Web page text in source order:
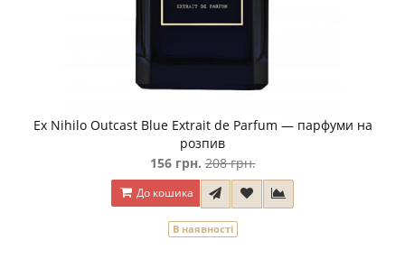
Ex Nihilo Outcast Blue Extrait de Parfum — парфуми на
розпив
156 грн. 208 грн.
До кошика
В наявності